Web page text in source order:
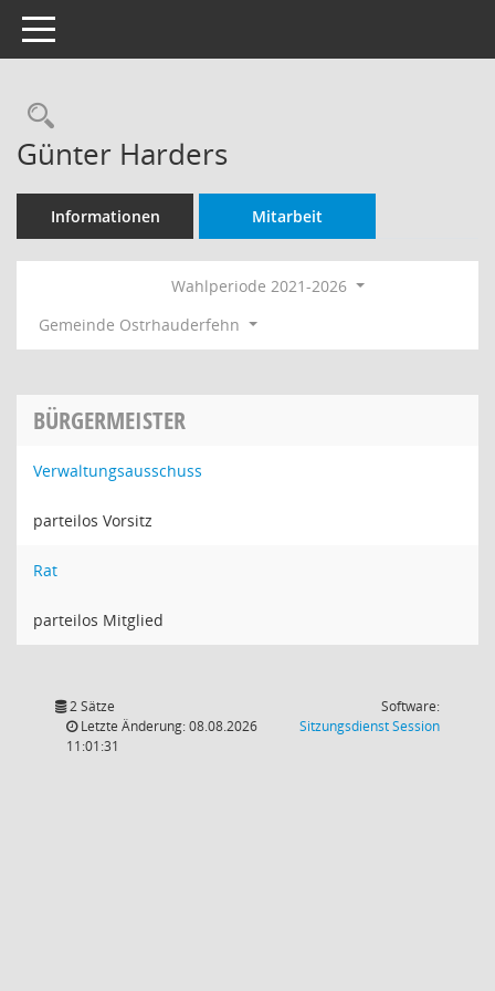
Toggle navigation
Rechercheauswahl
Günter Harders
Informationen Mitarbeit
Wahlperiode 2021-2026
Gemeinde Ostrhauderfehn
BÜRGERMEISTER
Verwaltungsausschuss
parteilos Vorsitz
Rat
parteilos Mitglied
2 Sätze
Letzte Änderung: 08.08.2026
11:01:31
Software:
SitzungsdienstSession(Wird in